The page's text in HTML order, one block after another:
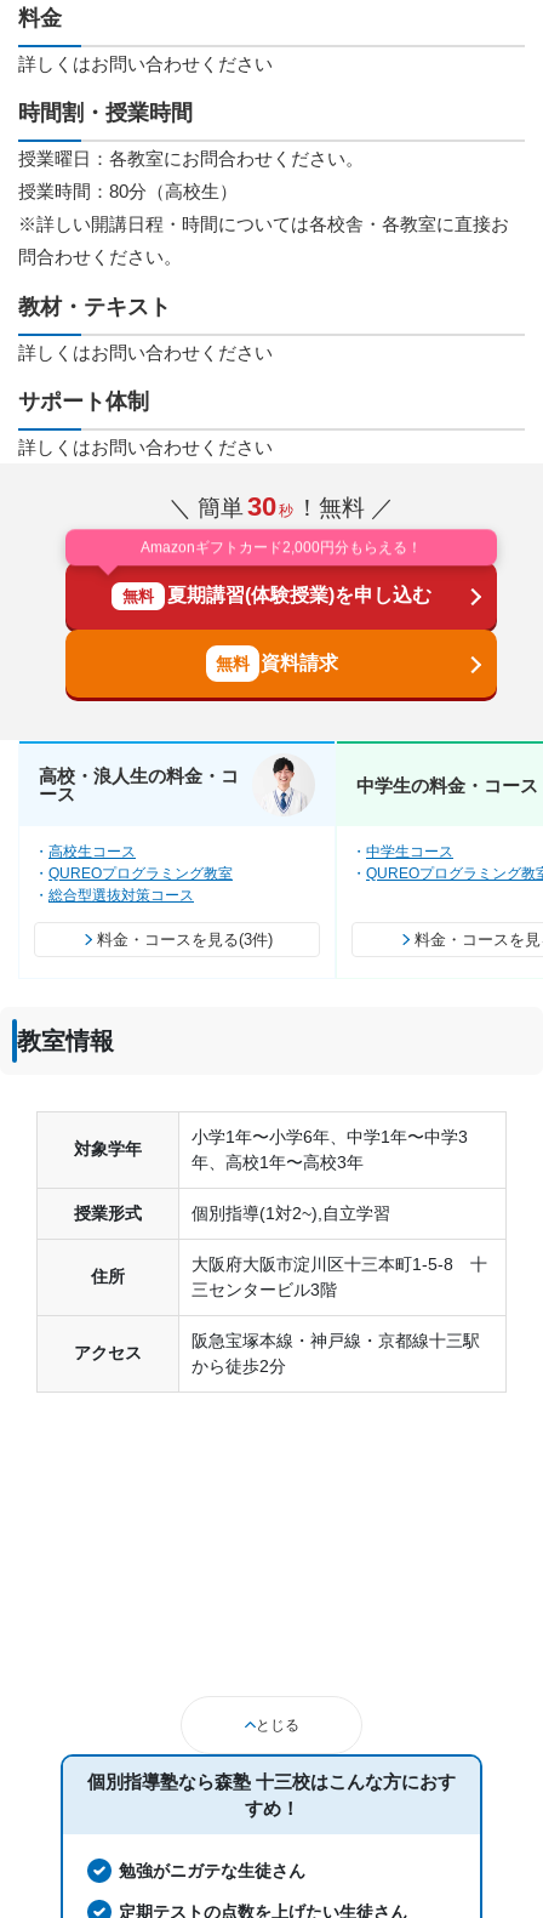
料金
詳しくはお問い合わせください
時間割・授業時間
授業曜日：各教室にお問合わせください。
授業時間：80分（高校生）
※詳しい開講日程・時間については各校舎・各教室に直接お
問合わせください。
教材・テキスト
詳しくはお問い合わせください
サポート体制
詳しくはお問い合わせください
＼ 簡単30秒 ！無料 ／
Amazonギフトカード2,000円分もらえる！
無料 夏期講習(体験授業)を申し込む
資料請求
高校・浪人生の料金・コ
ース
高校生コース
QUREOプログラミング教室
総合型選抜対策コース
料金・コースを見る(3件)
中学生の料金・コース
中学生コース
QUREOプログラミング教
料金・コースを
教室情報
対象学年
小学1年〜小学6年、中学1年〜中学3
年、高校1年〜高校3年
授業形式 個別指導(1対2~),自立学習
住所
大阪府大阪市淀川区十三本町1-5-8 十
三センタービル3階
アクセス
阪急宝塚本線・神戸線・京都線十三駅
から徒歩2分
とじる
個別指導塾なら森塾 十三校はこんな方におす
すめ！
勉強がニガテな生徒さん
定期テストの点数を上げたい生徒さん